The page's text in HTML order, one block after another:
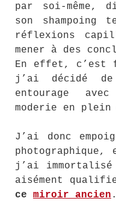
par soi-même,
son shampoing
réflexions
mener à des
En effet, c’est
j’ai décidé de
entourage
moderie en plein
J’ai donc
j’ai
aisément
ce miroir ancien .